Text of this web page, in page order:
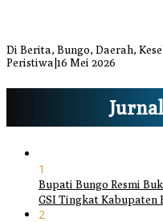
Di Berita, Bungo, Daerah,
Peristiwa 16 Mei 2026
1
Bupati Bungo Resmi
GSI Tingkat Kabupaten
2